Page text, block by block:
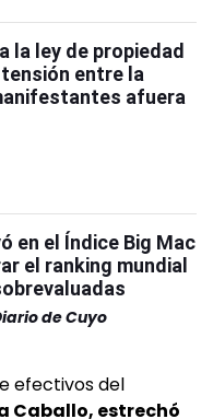
la ley de propiedad
entre la
afuera
en el Índice Big Mac
el ranking mundial
de Cuyo
efectivos del
Caballo, estrechó